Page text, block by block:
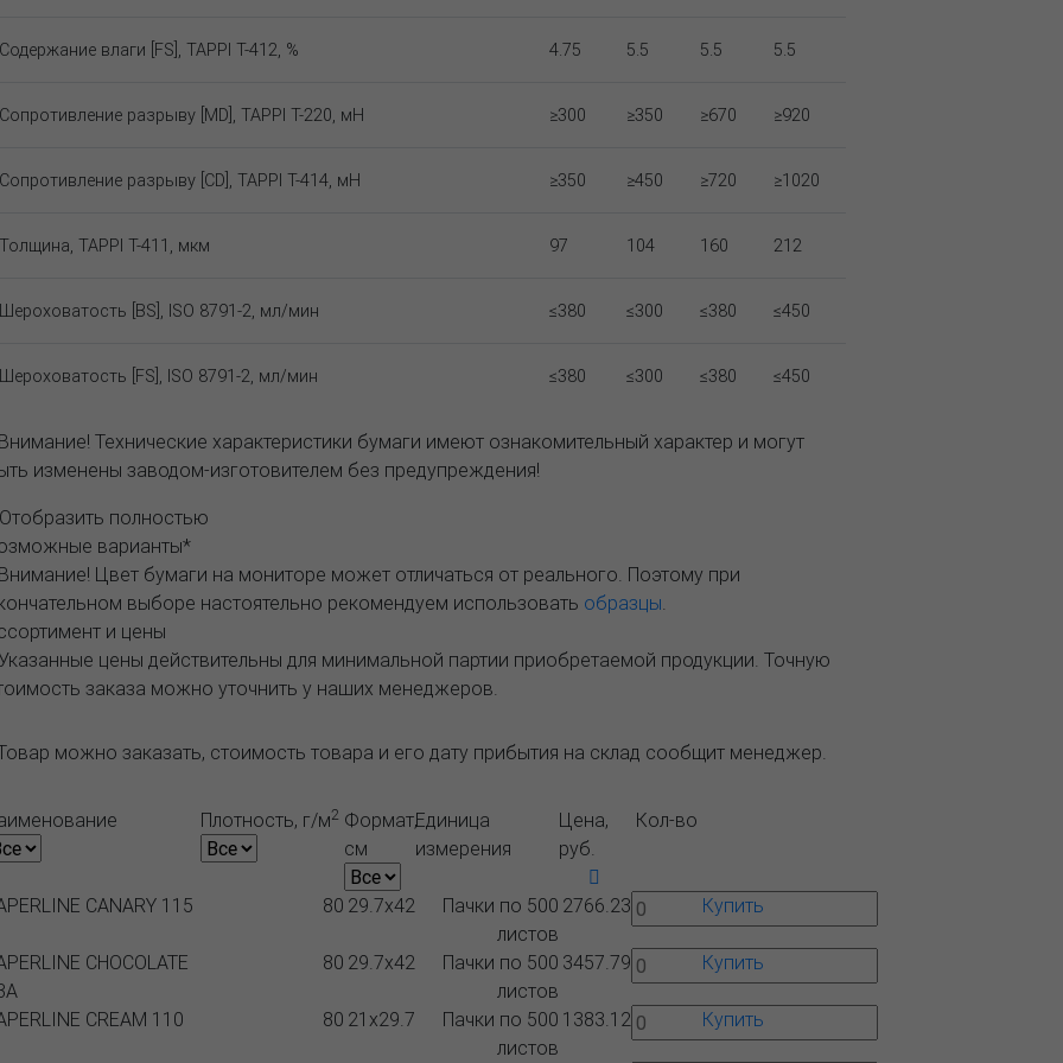
Содержание влаги [FS], TAPPI T-412, % 4.75 5.5 5.5 5.5
Сопротивление разрыву [MD], TAPPI T-220, мН ≥300 ≥350 ≥670 ≥920
Сопротивление разрыву [CD], TAPPI T-414, мН ≥350 ≥450 ≥720 ≥1020
Толщина, TAPPI T-411, мкм 97 104 160 212
Шероховатость [BS], ISO 8791-2, мл/мин ≤380 ≤300 ≤380 ≤450
Шероховатость [FS], ISO 8791-2, мл/мин ≤380 ≤300 ≤380 ≤450
Технические характеристики бумаги имеют ознакомительный характер и могут
изменены заводом-изготовителем без предупреждения!
полностью
варианты*
Цвет бумаги на мониторе может отличаться от реального. Поэтому при
выборе настоятельно рекомендуем использовать образцы.
и цены
цены действительны для минимальной партии приобретаемой продукции. Точную
заказа можно уточнить у наших менеджеров.
можно заказать, стоимость товара и его дату прибытия на склад сообщит менеджер.
Плотность, г/м2 Формат,
см
Единица
измерения
Цена,
руб.
Кол-во
CANARY 115 80 29.7x42
Пачки по 500
листов
2766.23 Купить
CHOCOLATE
80 29.7x42
Пачки по 500
листов
3457.79 Купить
CREAM 110 80 21x29.7
Пачки по 500
листов
1383.12 Купить